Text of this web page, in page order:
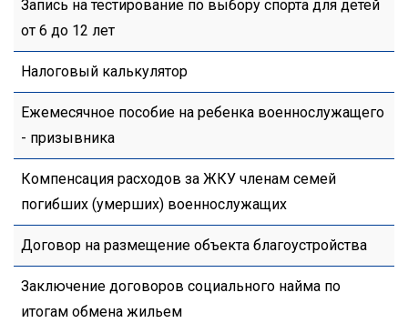
Запись на тестирование по выбору спорта для детей
от 6 до 12 лет
Налоговый калькулятор
Ежемесячное пособие на ребенка военнослужащего
- призывника
Компенсация расходов за ЖКУ членам семей
погибших (умерших) военнослужащих
Договор на размещение объекта благоустройства
Заключение договоров социального найма по
итогам обмена жильем